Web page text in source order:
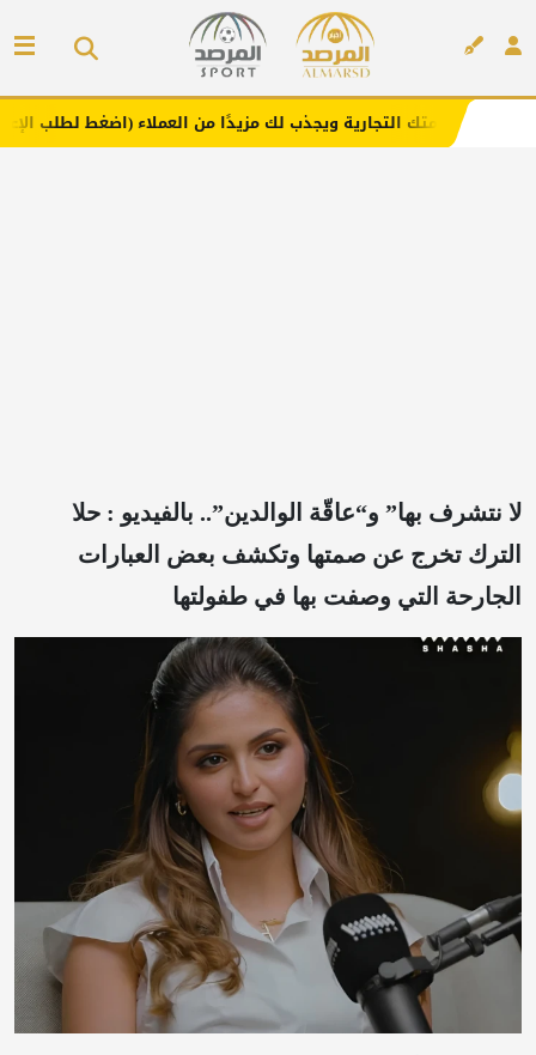
ويجذب لك مزيدًا من العملاء (اضغط لطلب الإعلان)
لا نتشرف بها” و“عاقّة الوالدين”.. بالفيديو : حلا
الترك تخرج عن صمتها وتكشف بعض العبارات
الجارحة التي وصفت بها في طفولتها